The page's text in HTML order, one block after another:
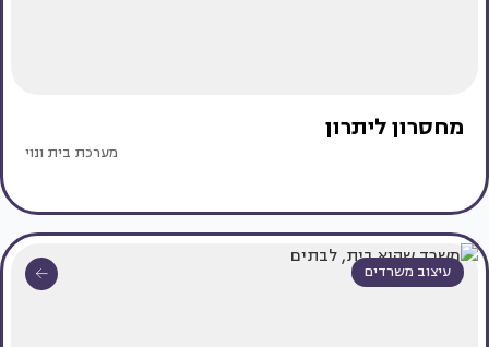
מחסרון ליתרון
מערכת בית ונוי
עיצוב משרדים